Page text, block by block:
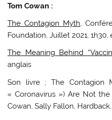
Tom Cowan :
The Contagion Myth,
Foundation, Juillet 2021, 1h30,
The Meaning Behind
anglais
Son livre ; The Contagion
« Coronavirus ») Are Not the
Cowan, Sally Fallon,